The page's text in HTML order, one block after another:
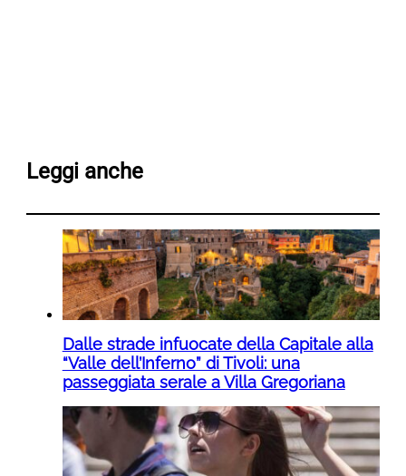
Leggi anche
Dalle strade infuocate della Capitale alla
“Valle dell’Inferno” di Tivoli: una
passeggiata serale a Villa Gregoriana